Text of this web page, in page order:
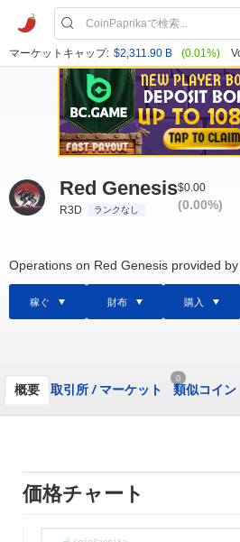
マーケットキャップ: $2,311.90 B (0.01%)
Red Genesis
R3D ランクなし
$0.00
(0.00%)
Operations on Red Genesis provided
稼ぐ 財布 購入
概要 取引所 /マーケット
0
類似コイン
価格チャート